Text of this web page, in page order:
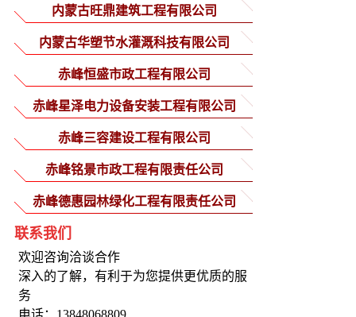
内蒙古旺鼎建筑工程有限公司
内蒙古华塑节水灌溉科技有限公司
赤峰恒盛市政工程有限公司
赤峰星泽电力设备安装工程有限公司
赤峰三容建设工程有限公司
赤峰铭景市政工程有限责任公司
赤峰德惠园林绿化工程有限责任公司
联系我们
欢迎咨询洽谈合作
深入的了解，有利于为您提供更优质的服
务
电话：13848068809